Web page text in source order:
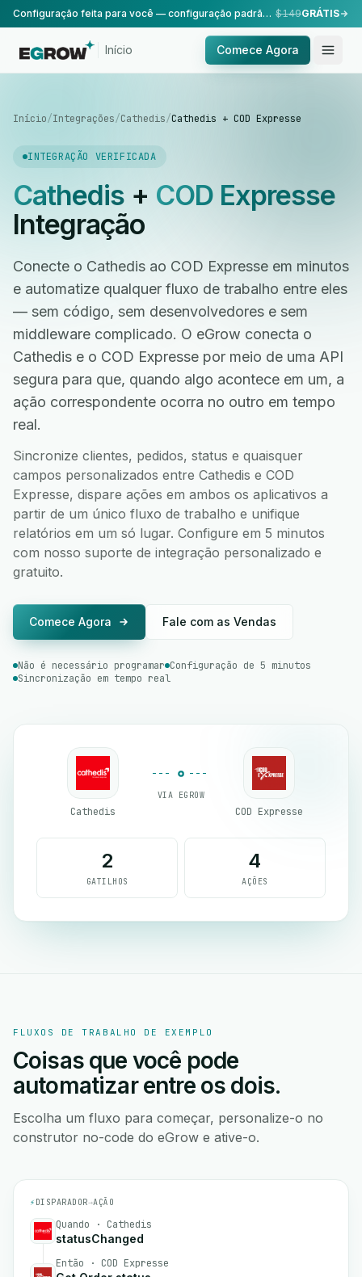
Configuração feita para você — configuração padrão, realizada pela nossa equipe. $149GRÁTIS
Início Comece Agora
Início/Integrações/Cathedis/Cathedis + COD Expresse
INTEGRAÇÃO VERIFICADA
Cathedis+ COD Expresse
Integração
Conecte o Cathedis ao COD Expresse em minutos
e automatize qualquer fluxo de trabalho entre eles
— sem código, sem desenvolvedores e sem
middleware complicado. O eGrow conecta o
Cathedis e o COD Expresse por meio de uma API
segura para que, quando algo acontece em um, a
ação correspondente ocorra no outro em tempo
real.
Sincronize clientes, pedidos, status e quaisquer
campos personalizados entre Cathedis e COD
Expresse, dispare ações em ambos os aplicativos a
partir de um único fluxo de trabalho e unifique
relatórios em um só lugar. Configure em 5 minutos
com nosso suporte de integração personalizado e
gratuito.
Comece Agora Fale com as Vendas
Não é necessário programar Configuração de 5 minutos
Sincronização em tempo real
Cathedis
VIA EGROW
COD Expresse
2
GATILHOS
4
AÇÕES
FLUXOS DE TRABALHO DE EXEMPLO
Coisas que você pode
automatizar entre os dois.
Escolha um fluxo para começar, personalize-o no
construtor no-code do eGrow e ative-o.
⚡ DISPARADOR→AÇÃO
Quando · Cathedis
statusChanged
Então · COD Expresse